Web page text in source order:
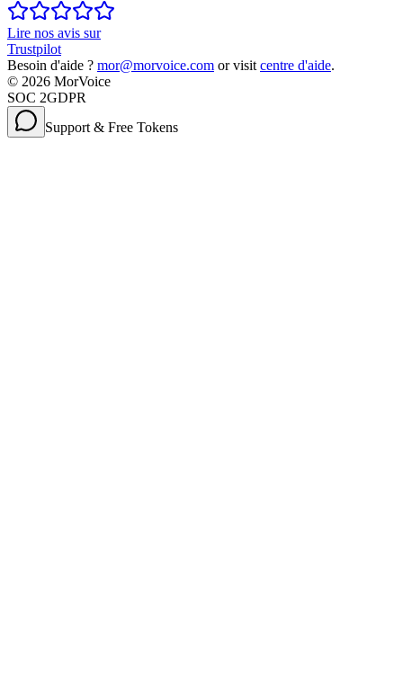
Lire nos avis sur
Trustpilot
Besoin d'aide ? mor@morvoice.com or visit centre d'aide.
© 2026 MorVoice
SOC 2GDPR
Support & Free Tokens